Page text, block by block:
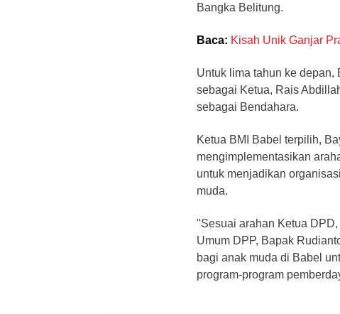
Bangka Belitung.
Baca: Kisah Unik Ganjar
Untuk lima tahun ke
sebagai Ketua, Rais
sebagai Bendahara.
Ketua BMI Babel terpilih,
mengimplementasikan
untuk menjadikan
muda.
"Sesuai arahan Ketua
Umum DPP, Bapak
bagi anak muda di Babel
program-program